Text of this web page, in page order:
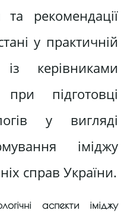
рекомендації
у практичній
керівниками
підготовці
у вигляді
іміджу
справ України.
аспекти іміджу